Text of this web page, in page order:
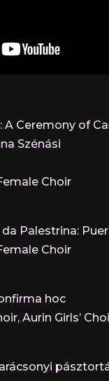
A Ceremony of
Szénási
Choir
da Palestrina:
Choir
hoc
Aurin Girls’